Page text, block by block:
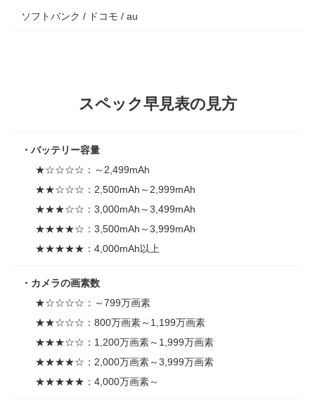
ソフトバンク / ドコモ / au
スペック早見表の見方
バッテリー容量
★☆☆☆☆：～2,499mAh
★★☆☆☆：2,500mAh～2,999mAh
★★★☆☆：3,000mAh～3,499mAh
★★★★☆：3,500mAh～3,999mAh
★★★★★：4,000mAh以上
カメラの画素数
★☆☆☆☆：～799万画素
★★☆☆☆：800万画素～1,199万画素
★★★☆☆：1,200万画素～1,999万画素
★★★★☆：2,000万画素～3,999万画素
★★★★★：4,000万画素～